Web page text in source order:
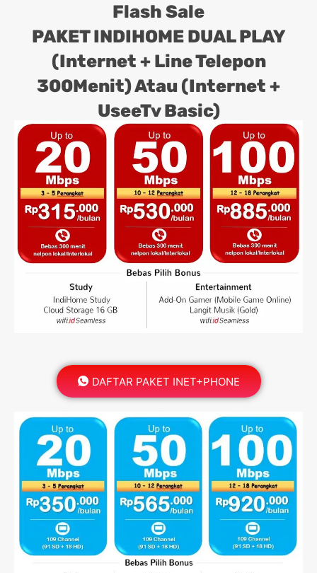
Flash Sale
PAKET INDIHOME DUAL PLAY
(Internet + Line Telepon
300Menit) Atau (Internet +
UseeTv Basic)
DAFTAR PAKET INET+PHONE